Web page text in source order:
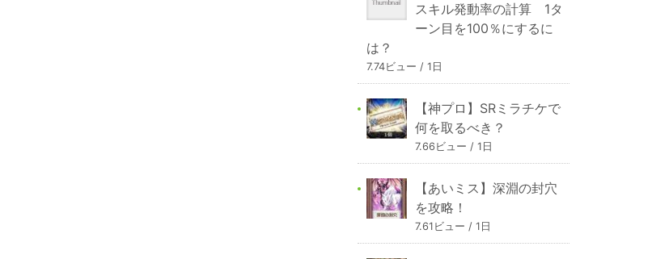
スキル発動率の計算 1タ
ーン目を100％にするに
は？
7.74ビュー / 1日
【神プロ】SRミラチケで
何を取るべき？
7.66ビュー / 1日
【あいミス】深淵の封穴
を攻略！
7.61ビュー / 1日